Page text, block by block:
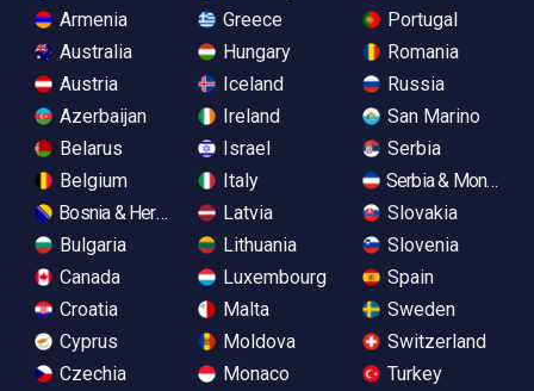
Armenia
Australia
Austria
Azerbaijan
Belarus
Belgium
Bosnia & Herzegovina
Bulgaria
Canada
Croatia
Cyprus
Czechia
Greece
Hungary
Iceland
Ireland
Israel
Italy
Latvia
Lithuania
Luxembourg
Malta
Moldova
Monaco
Portugal
Romania
Russia
San Marino
Serbia
Serbia &
Slovakia
Slovenia
Spain
Sweden
Switzerland
Turkey